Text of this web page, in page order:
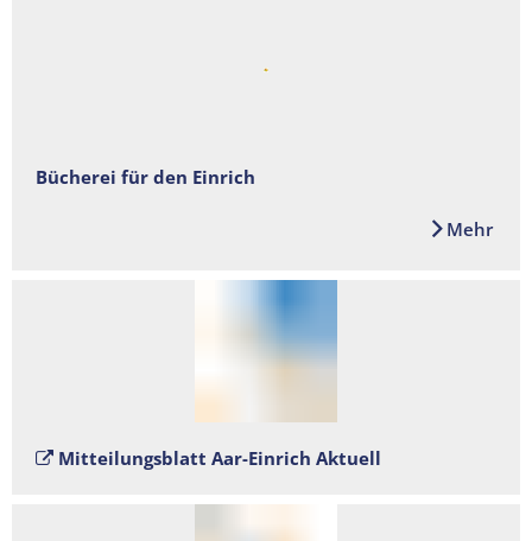
Bücherei für den Einrich
Mehr
Mitteilungsblatt Aar-Einrich Aktuell